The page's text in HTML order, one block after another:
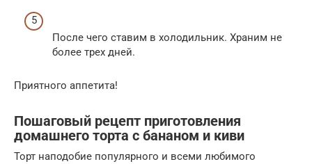
После чего ставим в холодильник. Храним не
более трех дней.
Приятного аппетита!
Пошаговый рецепт приготовления
домашнего торта с бананом и киви
Торт наподобие популярного и всеми любимого